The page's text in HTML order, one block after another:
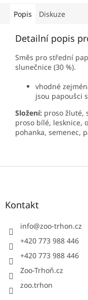
Popis Diskuze
Detailní popis
Směs pro střední
slunečnice (30 %).
vhodné
jsou papoušci
Složení: proso žluté,
proso bílé, lesknice,
pohanka, semenec,
Z
Kontakt
info@zoo-trhon.cz
+420 773 988 446
+420 773 988 446
Zoo-Trhoň.cz
zoo.trhon